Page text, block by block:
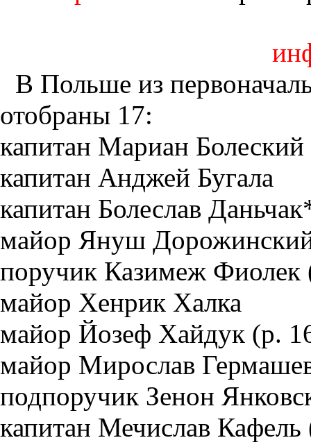
В Польше из
отобраны 17:
капитан Мариан
капитан Анджей Бугала
капитан Болеслав
майор Януш
поручик Казимеж Фиолек
майор Хенрик Халка
майор Йозеф Хайдук (р.
майор Мирослав
подпоручик Зенон
капитан Мечислав